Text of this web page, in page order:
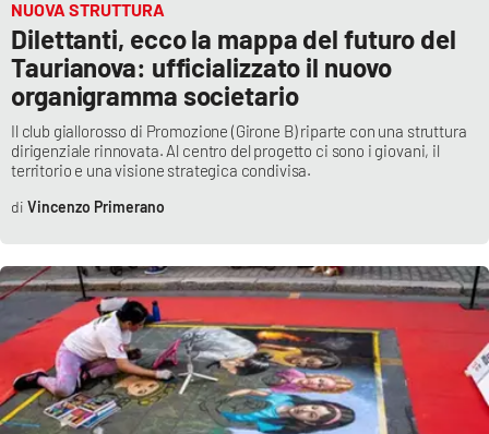
Lamezia Terme
PROGETTI
SPECIALI
Buona Sanità Calabria
LA
CALABRIAVISIONE
Destinazioni
Eventi
Food
NUOVA STRUTTURA
Dilettanti, ecco la mappa del futuro del
Taurianova: ufficializzato il nuovo
organigramma societario
Il club giallorosso di Promozione (Girone B) riparte con una struttura
dirigenziale rinnovata. Al centro del progetto ci sono i giovani, il
territorio e una visione strategica condivisa.
Vincenzo Primerano